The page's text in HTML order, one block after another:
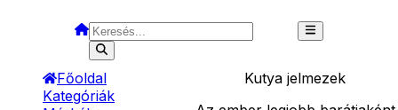
Főoldal
Kategóriák
Kutya jelmezek